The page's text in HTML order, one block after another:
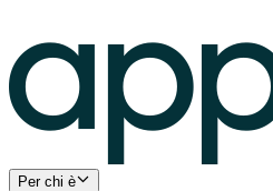
Per chi è